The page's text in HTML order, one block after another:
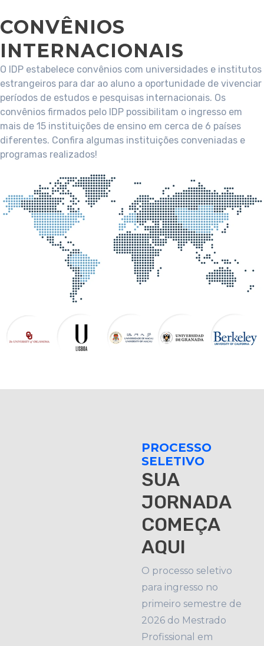
CONVÊNIOS
INTERNACIONAIS
O IDP estabelece convênios com universidades e institutos
estrangeiros para dar ao aluno a oportunidade de vivenciar
períodos de estudos e pesquisas internacionais. Os
convênios firmados pelo IDP possibilitam o ingresso em
mais de 15 instituições de ensino em cerca de 6 países
diferentes. Confira algumas instituições conveniadas e
programas realizados!
PROCESSO
SELETIVO
SUA
JORNADA
COMEÇA
AQUI
O processo seletivo
para ingresso no
primeiro semestre de
2026 do Mestrado
Profissional em